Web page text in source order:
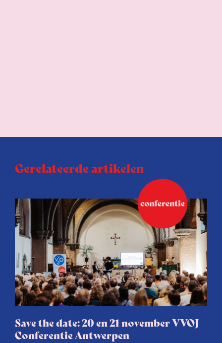
Gerelateerde artikelen
Save the date: 20 en 21 november VVOJ
Conferentie Antwerpen